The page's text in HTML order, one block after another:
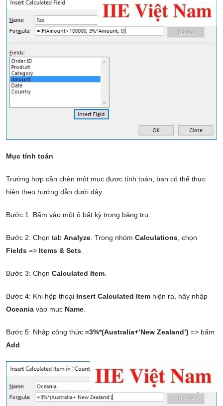
Mục tính toán
Trường hợp cần chèn một mục được tính toán, bạn có thể thực
hiện theo hướng dẫn dưới đây:
Bước 1: Bấm vào một ô bất kỳ trong bảng trụ.
Bước 2: Chọn tab Analyze. Trong nhóm Calculations, chọn
Fields => Items & Sets.
Bước 3: Chọn Calculated Item.
Bước 4: Khi hộp thoại Insert Calculated Item hiện ra, hãy nhập
Oceania vào mục Name.
Bước 5: Nhập công thức =3%*(Australia+’New Zealand’) => bấm
Add.